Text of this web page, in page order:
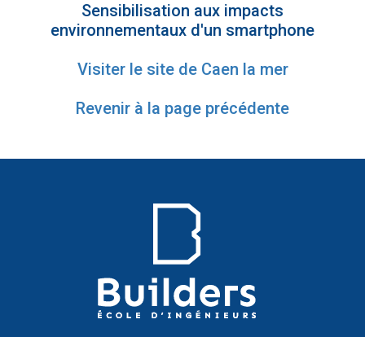
Sensibilisation aux impacts
environnementaux d'un smartphone
Visiter le site de Caen la mer
Revenir à la page précédente